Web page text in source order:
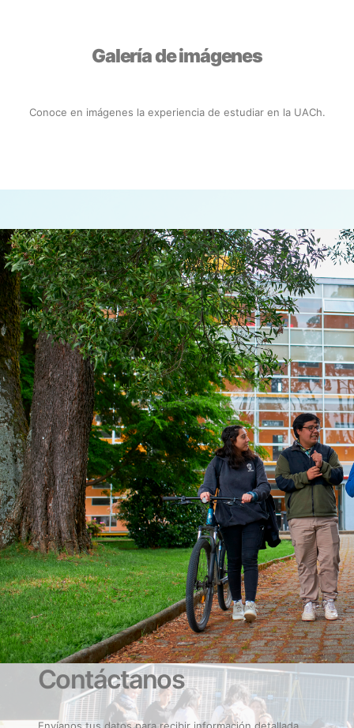
Galería de imágenes
Conoce en imágenes la experiencia de estudiar en la UACh.
Contáctanos